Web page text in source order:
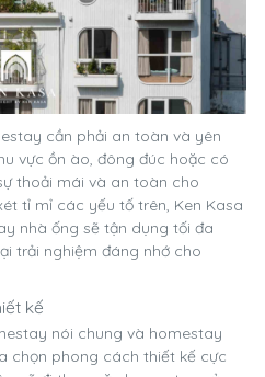
cần phải an toàn và yên
vực ồn ào, đông đúc hoặc có
thoải mái và an toàn cho
tỉ mỉ các yếu tố trên, Ken Kasa
nhà ống sẽ tận dụng tối đa
trải nghiệm đáng nhớ cho
kế
nói chung và homestay
chọn phong cách thiết kế cực